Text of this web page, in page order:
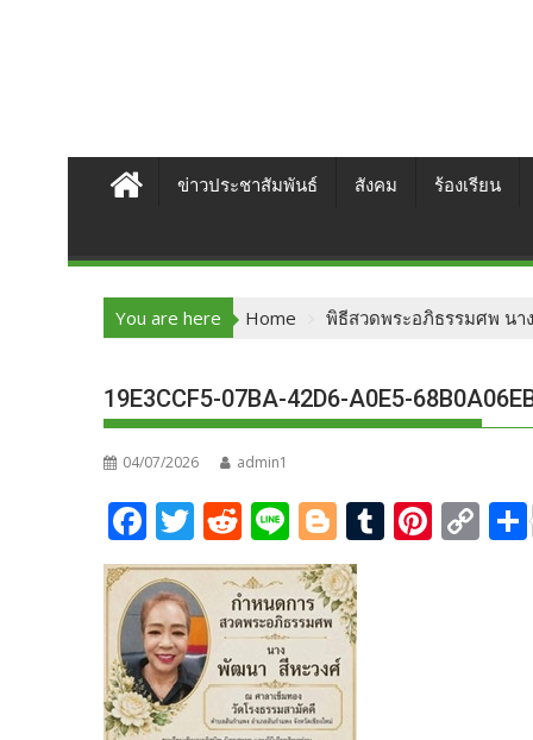
ข่าวประชาสัมพันธ์ สังคม ร้องเรียน
You are here Home พิธีสวดพระอภิธรรมศพ นา
19E3CCF5-07BA-42D6-A0E5-
04/07/2026 admin1
F
ac
e
b
o
o
T
w
itt
er
R
e
d
di
t
Li
n
e
Bl
o
g
g
er
T
u
Pi
nt
C
o